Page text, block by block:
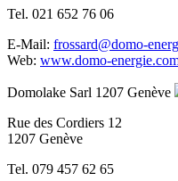
Tel. 021 652 76 06
E-Mail: frossard@domo-
Web: www.domo-
Domolake Sarl 1207 Genève
Rue des Cordiers 12
1207 Genève
Tel. 079 457 62 65